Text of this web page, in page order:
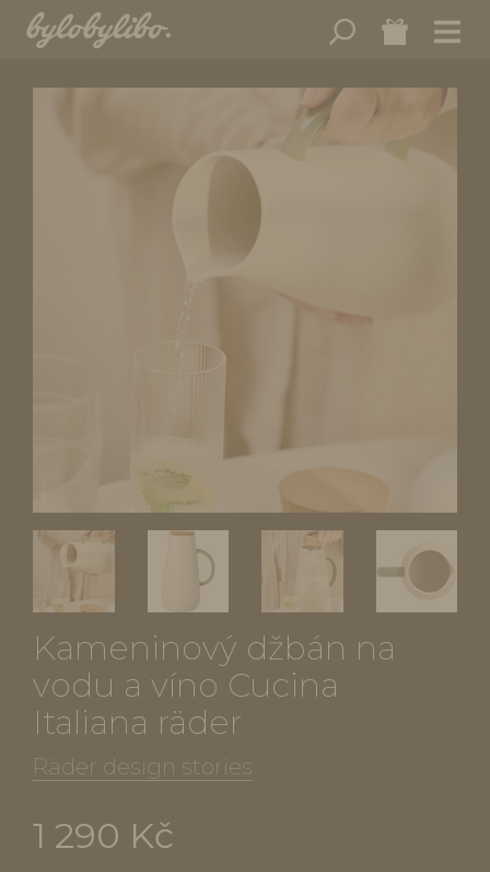
Kameninový džbán na
vodu a víno Cucina
Italiana räder
Räder design stories
1 290 Kč